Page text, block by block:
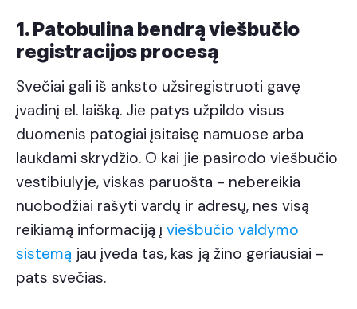
1. Patobulina bendrą viešbučio
registracijos procesą
Svečiai gali iš anksto užsiregistruoti gavę
įvadinį el. laišką. Jie patys užpildo visus
duomenis patogiai įsitaisę namuose arba
laukdami skrydžio. O kai jie pasirodo viešbučio
vestibiulyje, viskas paruošta - nebereikia
nuobodžiai rašyti vardų ir adresų, nes visą
reikiamą informaciją į viešbučio valdymo
sistemą jau įveda tas, kas ją žino geriausiai -
pats svečias.